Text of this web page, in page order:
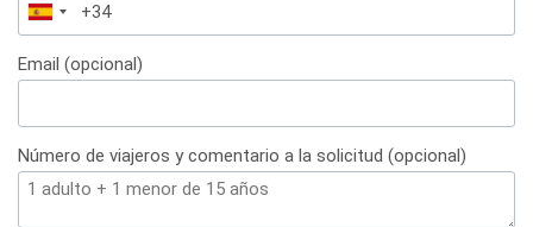
España
+34
Email (opcional)
Número de viajeros y comentario a la solicitud (opcional)